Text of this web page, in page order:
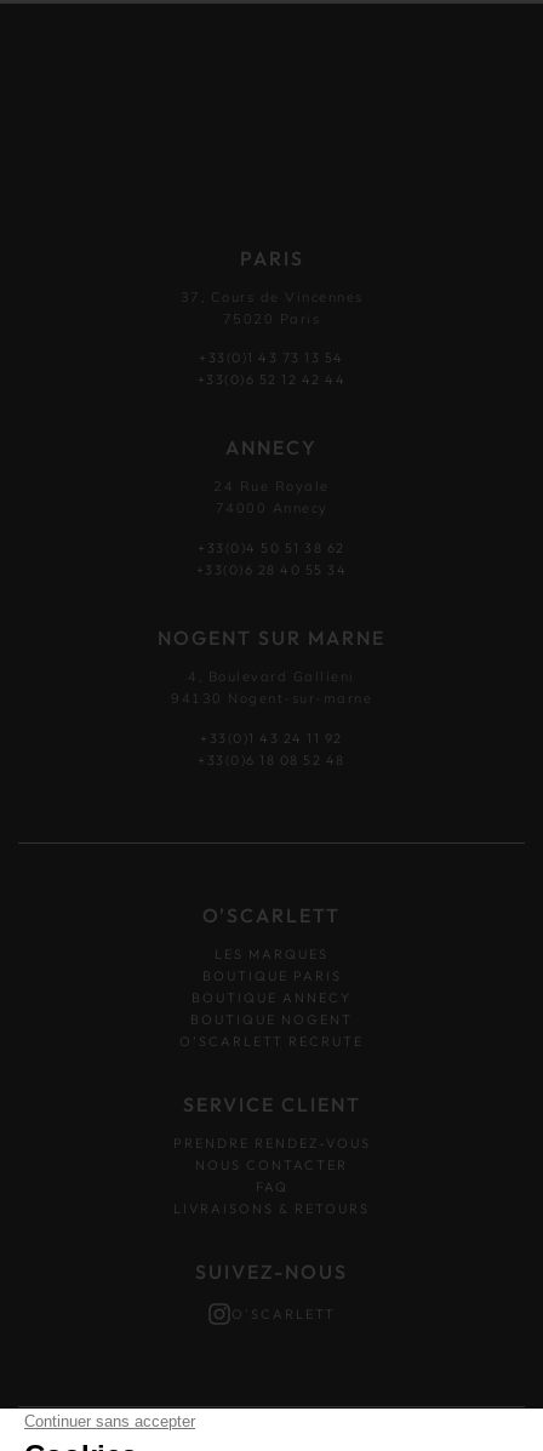
PARIS
37, Cours de Vincennes
75020 Paris
+33(0)1 43 73 13 54
+33(0)6 52 12 42 44
ANNECY
24 Rue Royale
74000 Annecy
+33(0)4 50 51 38 62
+33(0)6 28 40 55 34
NOGENT SUR MARNE
4, Boulevard Gallieni
94130 Nogent-sur-marne
+33(0)1 43 24 11 92
+33(0)6 18 08 52 48
O'SCARLETT
LES MARQUES
BOUTIQUE PARIS
BOUTIQUE ANNECY
BOUTIQUE NOGENT
O’SCARLETT RECRUTE
SERVICE CLIENT
PRENDRE RENDEZ-VOUS
NOUS CONTACTER
FAQ
LIVRAISONS & RETOURS
SUIVEZ-NOUS
O'SCARLETT